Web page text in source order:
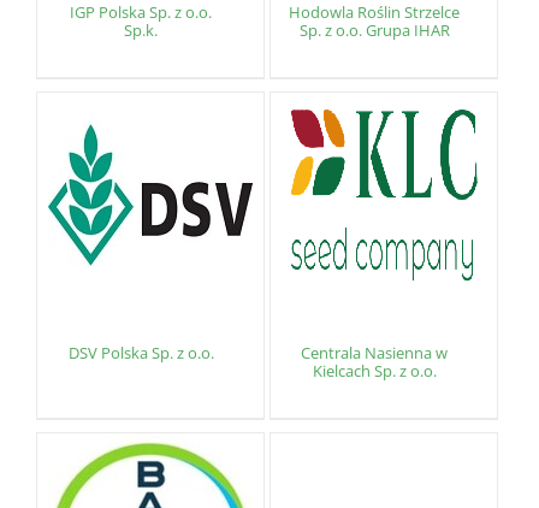
IGP Polska Sp. z o.o.
Sp.k.
Hodowla Roślin Strzelce
Sp. z o.o. Grupa IHAR
DSV Polska Sp. z o.o.
Centrala Nasienna w
Kielcach Sp. z o.o.